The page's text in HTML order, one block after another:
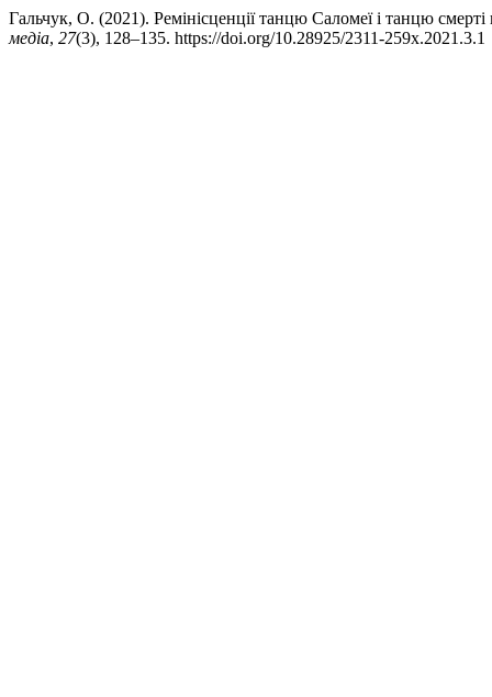
Гальчук, О. (2021). Ремінісценції танцю Саломеї і танцю
медіа, 27(3), 128–135. https://doi.org/10.28925/2311-259x.2021.3.1